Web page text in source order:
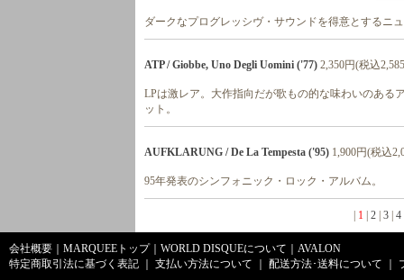
ダークなプログレッシヴ・サウンドを得意とするニ
ATP / Giobbe, Uno Degli Uomini ('77) 2,350円(税込
LPは激レア。大作指向だが歌もの的な味わいのある
ット。
AUFKLARUNG / De La Tempesta ('95) 1,900円(税込
95年発表のシンフォニック・ロック・アルバム。
1 |2 |3 |4
会社概要 MARQUEEトップ｜ WORLD DISQUEについて
AVALON
特定商取引法に基づく表記
支払い方法について 配送方法･送料について